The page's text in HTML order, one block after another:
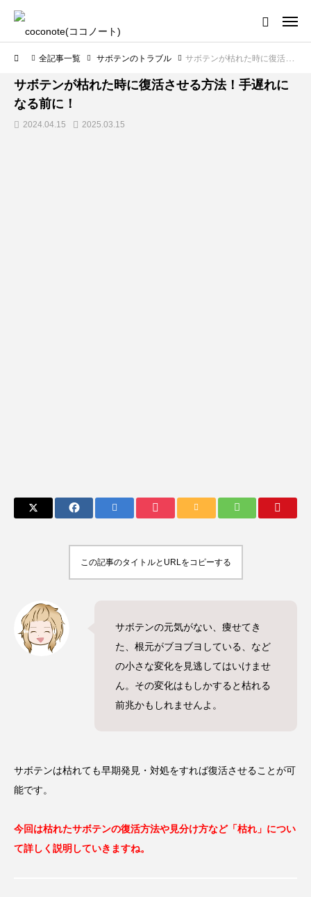
全記事一覧 サボテンのトラブル サボテンが枯れた時に復活させる方法！手遅れになる前に！
サボテンのトラブル
サボテンが枯れた時に復活させる方法！手遅れに
なる前に！
2024.04.15 2025.03.15
この記事のタイトルとURLをコピーする
サボテンの元気がない、痩せてき
た、根元がブヨブヨしている、など
の小さな変化を見逃してはいけませ
ん。その変化はもしかすると枯れる
前兆かもしれませんよ。
サボテンは枯れても早期発見・対処をすれば復活させることが可
能です。
今回は枯れたサボテンの復活方法や見分け方など「枯れ」につい
て詳しく説明していきますね。